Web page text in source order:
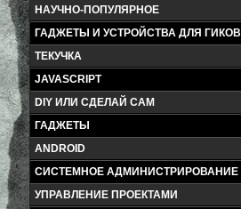
НАУЧНО-ПОПУЛЯРНОЕ
ГАДЖЕТЫ И УСТРОЙСТВА ДЛЯ ГИКОВ
ТЕКУЧКА
JAVASCRIPT
DIY ИЛИ СДЕЛАЙ САМ
ГАДЖЕТЫ
ANDROID
СИСТЕМНОЕ АДМИНИСТРИРОВАНИЕ
УПРАВЛЕНИЕ ПРОЕКТАМИ